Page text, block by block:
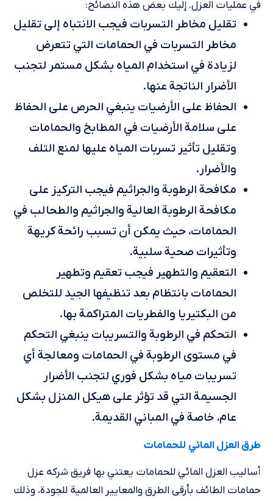
في عمليات العزل. إليك بعض هذه النصائح:
تقليل مخاطر التسربات فيجب الانتباه إلى تقليل
مخاطر التسربات في الحمامات التي تتعرض
لزيادة في استخدام المياه بشكل مستمر لتجنب
الأضرار الناتجة عنها.
الحفاظ على الأرضيات ينبغي الحرص على الحفاظ
على سلامة الأرضيات في المطابخ والحمامات
وتقليل تأثير تسربات المياه عليها لمنع التلف
والأضرار.
مكافحة الرطوبة والجراثيم فيجب التركيز على
مكافحة الرطوبة العالية والجراثيم والطحالب في
الحمامات، حيث يمكن أن تسبب رائحة كريهة
وتأثيرات صحية سلبية.
التعقيم والتطهير فيجب تعقيم وتطهير
الحمامات بانتظام بعد تنظيفها الجيد للتخلص
من البكتيريا والفطريات المتراكمة بها.
التحكم في الرطوبة والتسريبات ينبغي التحكم
في مستوى الرطوبة في الحمامات ومعالجة أي
تسريبات مياه بشكل فوري لتجنب الأضرار
الجسيمة التي قد تؤثر على هيكل المنزل بشكل
عام، خاصة في المباني القديمة.
طرق العزل المائي للحمامات
أساليب العزل المائي للحمامات يعتني بها فريق شركه عزل
حمامات الطائف بأرقى الطرق والمعايير العالمية للجودة، وذلك